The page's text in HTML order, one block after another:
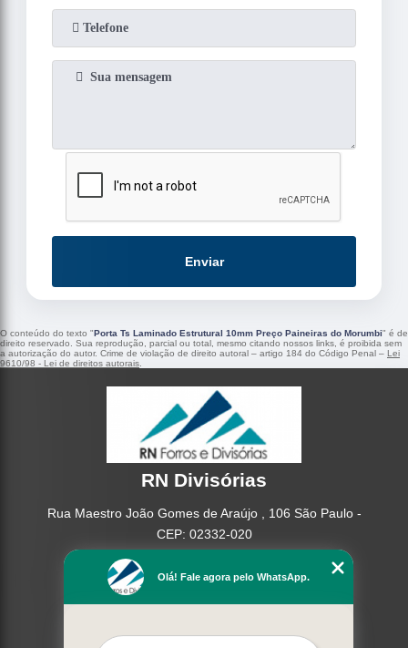
Enviar
O conteúdo do texto "Porta Ts Laminado Estrutural 10mm Preço Paineiras do Morumbi" é de
direito reservado. Sua reprodução, parcial ou total, mesmo citando nossos links, é proibida sem
a autorização do autor. Crime de violação de direito autoral – artigo 184 do Código Penal – Lei
9610/98 - Lei de direitos autorais
RN Divisórias
Rua Maestro João Gomes de Araújo , 106 São Paulo -
CEP: 02332-020
Olá! Fale agora pelo WhatsApp.